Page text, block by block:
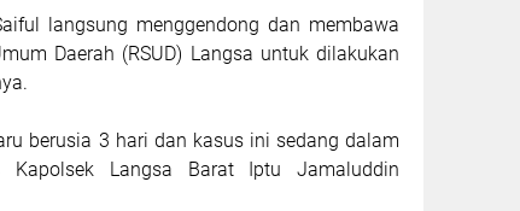
langsung menggendong dan membawa
Daerah (RSUD) Langsa untuk dilakukan
berusia 3 hari dan kasus ini sedang dalam
Kapolsek Langsa Barat Iptu Jamaluddin